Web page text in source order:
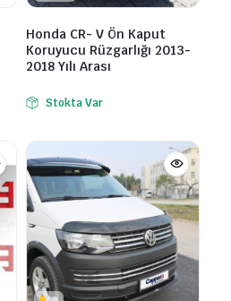
Honda CR- V Ön Kaput
Koruyucu Rüzgarlığı 2013-
2018 Yılı Arası
Stokta Var